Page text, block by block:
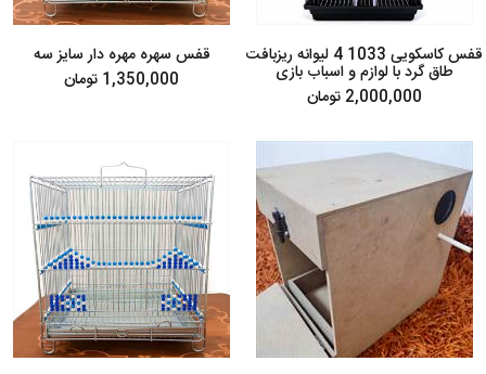
قفس کاسکویی 1033 4 لیوانه ریزبافت
طاق گرد با لوازم و اسباب بازی
2,000,000 تومان
قفس سهره مهره دار سایز سه
1,350,000 تومان